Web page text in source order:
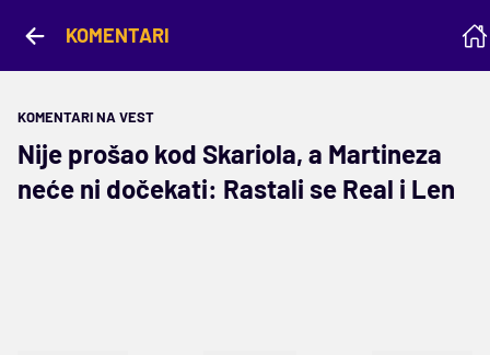
KOMENTARI
KOMENTARI NA VEST
Nije prošao kod Skariola, a Martineza
neće ni dočekati: Rastali se Real i Len